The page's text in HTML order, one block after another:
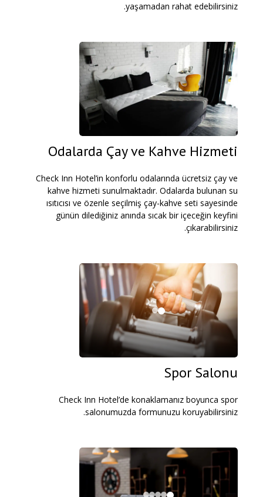
yaşamadan rahat edebilirsiniz.
Odalarda Çay ve Kahve Hizmeti
Check Inn Hotel’in konforlu odalarında ücretsiz çay ve
kahve hizmeti sunulmaktadır. Odalarda bulunan su
ısıtıcısı ve özenle seçilmiş çay-kahve seti sayesinde
günün dilediğiniz anında sıcak bir içeceğin keyfini
çıkarabilirsiniz.
Spor Salonu
Check Inn Hotel’de konaklamanız boyunca spor
salonumuzda formunuzu koruyabilirsiniz.